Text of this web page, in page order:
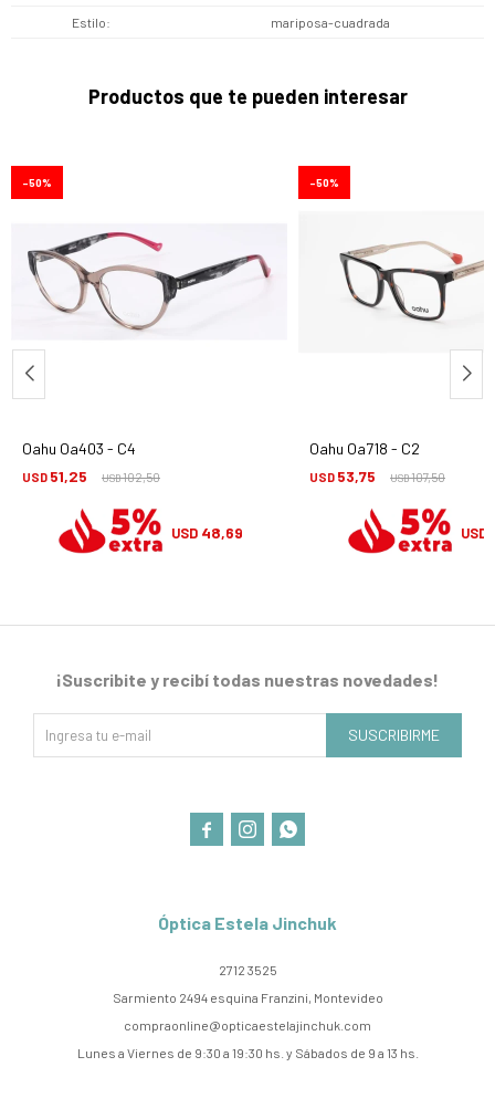
Estilo mariposa-cuadrada
Productos que te pueden interesar
Oahu Oa403 - C4
USD 51,25 USD102,50
50
USD 48,69
Oahu Oa718 - C2
USD 53,75 USD107,50
50
USD
Óptica Estela Jinchuk
2712 3525
Sarmiento 2494 esquina Franzini, Montevideo
compraonline@opticaestelajinchuk.com
Lunes a Viernes de 9:30 a 19:30 hs. y Sábados de 9 a 13 hs.
¡Suscribite y recibí todas nuestras novedades!
SUSCRIBIRME
  